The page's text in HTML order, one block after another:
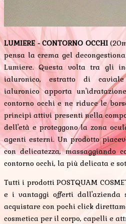
LUMIERE - CONTORNO OCCHI
pensa la crema gel
Lumiere. Questa volta tra gli
ialuronico, estratto di
ialuronico apporta
contorno occhi e ne riduce le
principi attivi presenti nella
dell'età e proteggono la zona
agenti esterni. Un prodotto
con delicatezza, massaggiando
contorno occhi, la più delicata e
Tutti i prodotti POSTQUAM
e i vantaggi offerti dall'azienda
acquistare con pochi click
cosmetica per il corpo, capelli e